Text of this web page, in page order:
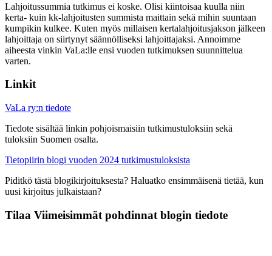
Lahjoitussummia tutkimus ei koske. Olisi kiintoisaa kuulla niin
kerta- kuin kk-lahjoitusten summista maittain sekä mihin suuntaan
kumpikin kulkee. Kuten myös millaisen kertalahjoitusjakson jälkeen
lahjoittaja on siirtynyt säännölliseksi lahjoittajaksi. Annoimme
aiheesta vinkin VaLa:lle ensi vuoden tutkimuksen suunnittelua
varten.
Linkit
VaLa ry:n tiedote
Tiedote sisältää linkin pohjoismaisiin tutkimustuloksiin sekä
tuloksiin Suomen osalta.
Tietopiirin blogi vuoden 2024 tutkimustuloksista
Piditkö tästä blogikirjoituksesta? Haluatko ensimmäisenä tietää, kun
uusi kirjoitus julkaistaan?
Tilaa Viimeisimmät pohdinnat blogin tiedote